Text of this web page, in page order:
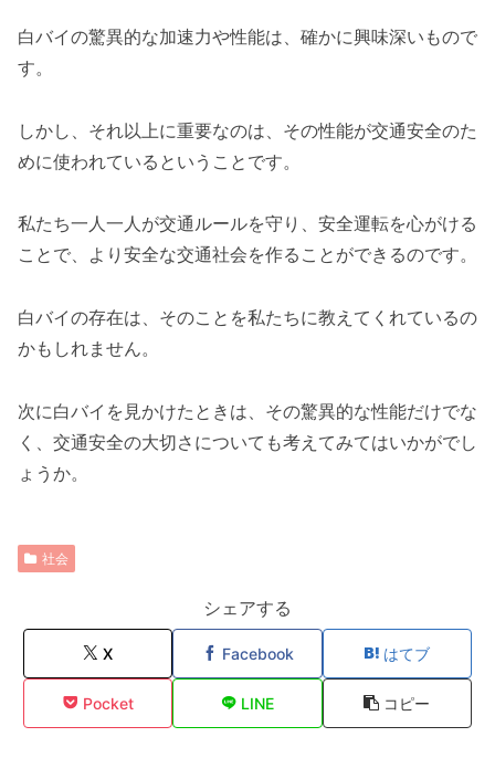
白バイの驚異的な加速力や性能は、確かに興味深いもので
す。
しかし、それ以上に重要なのは、その性能が交通安全のた
めに使われているということです。
私たち一人一人が交通ルールを守り、安全運転を心がける
ことで、より安全な交通社会を作ることができるのです。
白バイの存在は、そのことを私たちに教えてくれているの
かもしれません。
次に白バイを見かけたときは、その驚異的な性能だけでな
く、交通安全の大切さについても考えてみてはいかがでし
ょうか。
社会
シェアする
X Facebook はてブ
Pocket LINE コピー